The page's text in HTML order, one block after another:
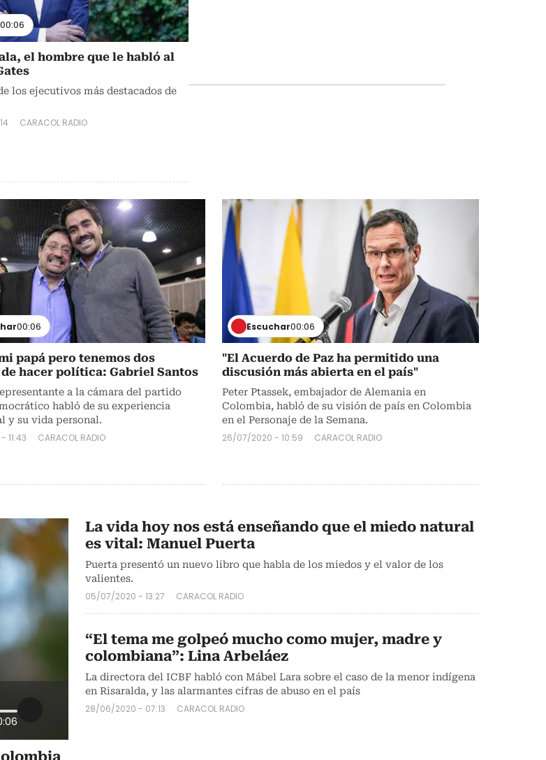
00:06
el hombre que le habló al
los ejecutivos más destacados de
CARACOL RADIO
00:06
papá pero tenemos dos
hacer política: Gabriel Santos
a la cámara del partido
habló de su experiencia
y su vida personal.
11:43 CARACOL RADIO
Escuchar00:06
"El Acuerdo de Paz ha permitido una
discusión más abierta en el país"
Peter Ptassek, embajador de Alemania en
Colombia, habló de su visión de país en Colombia
en el Personaje de la Semana.
26/07/2020 - 10:59 CARACOL RADIO
La vida hoy nos está enseñando que el miedo natural
es vital: Manuel Puerta
Puerta presentó un nuevo libro que habla de los miedos y el valor de los
valientes.
05/07/2020 - 13:27 CARACOL RADIO
“El tema me golpeó mucho como mujer, madre y
colombiana”: Lina Arbeláez
La directora del ICBF habló con Mábel Lara sobre el caso de la menor indígena
en Risaralda, y las alarmantes cifras de abuso en el país
28/06/2020 - 07:13 CARACOL RADIO